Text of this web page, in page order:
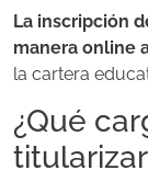
La inscripción
manera online
la cartera
¿Qué